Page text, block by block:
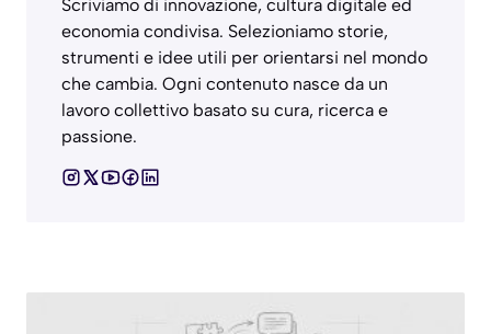
Scriviamo di innovazione, cultura digitale ed
economia condivisa. Selezioniamo storie,
strumenti e idee utili per orientarsi nel mondo
che cambia. Ogni contenuto nasce da un
lavoro collettivo basato su cura, ricerca e
passione.